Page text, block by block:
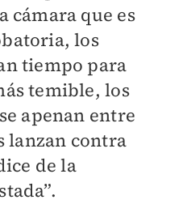
cámara que es
los
tiempo para
temible, los
apenan entre
lanzan contra
de la